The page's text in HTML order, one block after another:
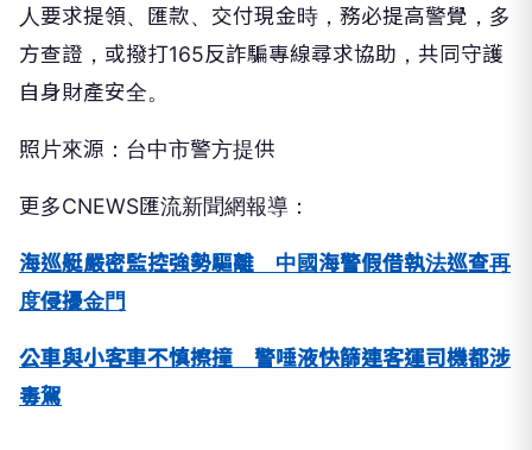
人要求提領、匯款、交付現金時，務必提高警覺，多
方查證，或撥打165反詐騙專線尋求協助，共同守護
自身財產安全。
照片來源：台中市警方提供
更多CNEWS匯流新聞網報導：
海巡艇嚴密監控強勢驅離 中國海警假借執法巡查再
度侵擾金門
公車與小客車不慎擦撞 警唾液快篩連客運司機都涉
毒駕